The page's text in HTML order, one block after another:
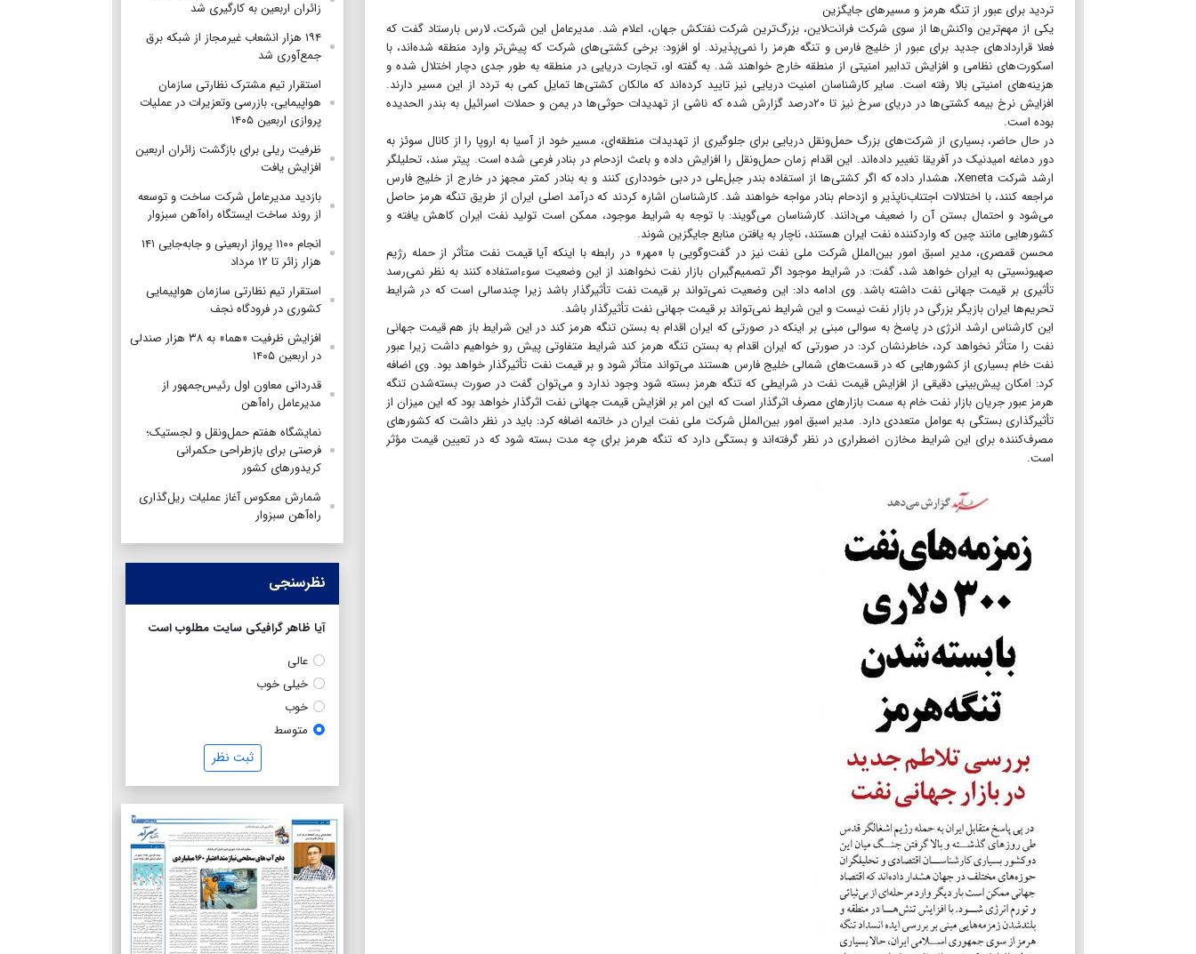
تردید برای عبور از تنگه هرمز و مسیرهای جایگزین
یکی از مهم‌‌‌ترین واکنش‌‌‌ها از سوی شرکت فرانت‌‌‌لاین، بزرگ‌‌‌ترین شرکت نفتکش جهان، اعلام شد. مدیرعامل این شرکت، لارس بارستاد گفت که
فعلا قراردادهای جدید برای عبور از خلیج فارس و تنگه هرمز را نمی‌‌‌پذیرند. او افزود: برخی کشتی‌‌‌های شرکت که پیش‌‌‌تر وارد منطقه شده‌‌‌اند، با
اسکورت‌‌‌های نظامی و افزایش تدابیر امنیتی از منطقه خارج خواهند شد. به گفته او، تجارت دریایی در منطقه به طور جدی دچار اختلال شده و
هزینه‌‌‌های امنیتی بالا رفته است. سایر کارشناسان امنیت دریایی نیز تایید کرده‌‌‌اند که مالکان کشتی‌‌‌ها تمایل کمی به تردد از این مسیر دارند.
افزایش نرخ بیمه کشتی‌‌‌ها در دریای سرخ نیز تا ۲۰درصد گزارش شده که ناشی از تهدیدات حوثی‌‌‌ها در یمن و حملات اسرائیل به بندر الحدیده
بوده است.
در حال حاضر، بسیاری از شرکت‌‌‌های بزرگ حمل‌‌‌ونقل دریایی برای جلوگیری از تهدیدات منطقه‌‌‌ای، مسیر خود از آسیا به اروپا را از کانال سوئز به
دور دماغه امیدنیک در آفریقا تغییر داده‌‌‌اند. این اقدام زمان حمل‌‌‌ونقل را افزایش داده و باعث ازدحام در بنادر فرعی شده است. پیتر سند، تحلیلگر
ارشد شرکت Xeneta، هشدار داده که اگر کشتی‌‌‌ها از استفاده بندر جبل‌علی در دبی خودداری کنند و به بنادر کمتر مجهز در خارج از خلیج فارس
مراجعه کنند، با اختلالات اجتناب‌‌‌ناپذیر و ازدحام بنادر مواجه خواهند شد. کارشناسان اشاره کردند که درآمد اصلی ایران از طریق تنگه هرمز حاصل
می‌‌‌شود و احتمال بستن آن را ضعیف می‌دانند. کارشناسان می‌گویند: با توجه به شرایط موجود، ممکن است تولید نفت ایران کاهش یافته و
کشورهایی مانند چین که واردکننده نفت ایران هستند، ناچار به یافتن منابع جایگزین شوند.
محسن قمصری، مدیر اسبق امور بین‌الملل شرکت ملی نفت نیز در گفت‌وگویی با «مهر» در رابطه با اینکه آیا قیمت نفت متأثر از حمله رژیم
صهیونسیتی به ایران خواهد شد، گفت: در شرایط موجود اگر تصمیم‌گیران بازار نفت نخواهند از این وضعیت سوءاستفاده کنند به نظر نمی‌رسد
تأثیری بر قیمت جهانی نفت داشته باشد. وی ادامه داد: این وضعیت نمی‌تواند بر قیمت نفت تأثیرگذار باشد زیرا چندسالی است که در شرایط
تحریم‌ها ایران بازیگر بزرگی در بازار نفت نیست و این شرایط نمی‌تواند بر قیمت جهانی نفت تأثیرگذار باشد.
این کارشناس ارشد انرژی در پاسخ به سوالی مبنی بر اینکه در صورتی که ایران اقدام به بستن تنگه هرمز کند در این شرایط باز هم قیمت جهانی
نفت را متأثر نخواهد کرد، خاطرنشان کرد: در صورتی که ایران اقدام به بستن تنگه هرمز کند شرایط متفاوتی پیش رو خواهیم داشت زیرا عبور
نفت خام بسیاری از کشورهایی که در قسمت‌های شمالی خلیج فارس هستند می‌تواند متأثر شود و بر قیمت نفت تأثیرگذار خواهد بود. وی اضافه
کرد: امکان پیش‌بینی دقیقی از افزایش قیمت نفت در شرایطی که تنگه هرمز بسته شود وجود ندارد و می‌توان گفت در صورت بسته‌شدن تنگه
هرمز عبور جریان بازار نفت خام به سمت بازارهای مصرف اثرگذار است که این امر بر افزایش قیمت جهانی نفت اثرگذار خواهد بود که این میزان از
تأثیرگذاری بستگی به عوامل متعددی دارد. مدیر اسبق امور بین‌الملل شرکت ملی نفت ایران در خاتمه اضافه کرد: باید در نظر داشت که کشورهای
مصرف‌کننده برای این شرایط مخازن اضطراری در نظر گرفته‌اند و بستگی دارد که تنگه هرمز برای چه مدت بسته شود که در تعیین قیمت مؤثر
است.
زائران اربعین به‌ کارگیری شد
۱۹۴ هزار انشعاب غیرمجاز از شبکه برق
جمع‌آوری شد
استقرار تیم مشترک نظارتی سازمان
هواپیمایی، بازرسی وتعزیرات در عملیات
پروازی اربعین ۱۴۰۵
ظرفیت ریلی برای بازگشت زائران اربعین
افزایش یافت
بازدید مدیرعامل شرکت ساخت و توسعه
از روند ساخت ایستگاه راه‌آهن سبزوار
انجام ۱۱۰۰ پرواز اربعینی و جابه‌جایی ۱۴۱
هزار زائر تا ۱۲ مرداد
استقرار تیم‌ نظارتی سازمان هواپیمایی
کشوری در فرودگاه نجف
افزایش ظرفیت «هما» به ۳۸ هزار صندلی
در اربعین ۱۴۰۵
قدردانی معاون اول رئیس‌جمهور از
مدیرعامل راه‌آهن
نمایشگاه هفتم حمل‌ونقل و لجستیک؛
فرصتی برای بازطراحی حکمرانی
کریدورهای کشور
شمارش معکوس آغاز عملیات ریل‌گذاری
راه‌آهن سبزوار
نظرسنجی
آیا ظاهر گرافیکی سایت مطلوب است
عالی
خیلی خوب
خوب
متوسط
ثبت نظر